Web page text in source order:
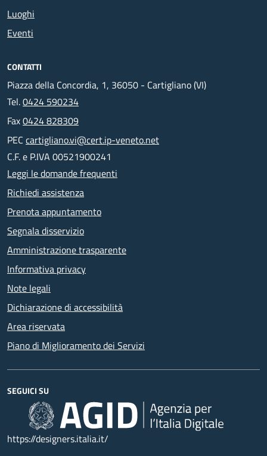
Luoghi
Eventi
CONTATTI
Piazza della Concordia, 1, 36050 - Cartigliano (VI)
Tel.0424 590234
Fax0424 828309
PEC cartigliano.vi@cert.ip-veneto.net
C.F. e P.IVA 00521900241
Leggi le domande frequenti
Richiedi assistenza
Prenota appuntamento
Segnala disservizio
Amministrazione trasparente
Informativa privacy
Note legali
Dichiarazione di accessibilità
Area riservata
Piano di Miglioramento dei Servizi
SEGUICI SU
https://designers.italia.it/